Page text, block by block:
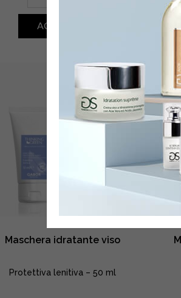
viso
quantity
ACQUISTA
Maschera idratante viso
Protettiva lenitiva – 50 ml